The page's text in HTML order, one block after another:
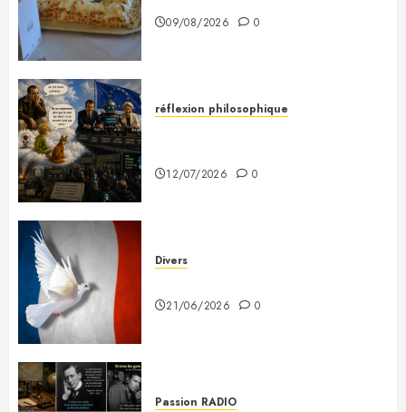
09/08/2026 0
réflexion philosophique
12/07/2026 0
Divers
21/06/2026 0
Passion RADIO